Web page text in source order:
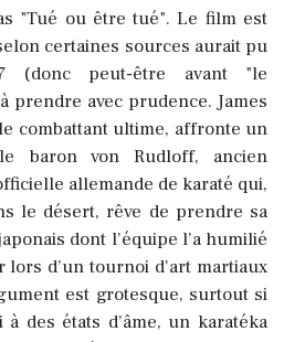
"Tué ou être tué". Le film est
certaines sources aurait pu
(donc peut-être avant "le
prendre avec prudence. James
combattant ultime, affronte un
baron von Rudloff, ancien
allemande de karaté qui,
le désert, rêve de prendre sa
dont l’équipe l’a humilié
lors d’un tournoi d'art martiaux
est grotesque, surtout si
des états d’âme, un karatéka